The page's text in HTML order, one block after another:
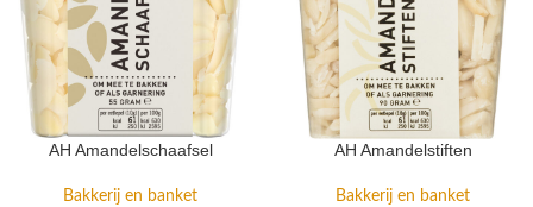
AH Amandelschaafsel
Bakkerij en banket
AH Amandelstiften
Bakkerij en banket